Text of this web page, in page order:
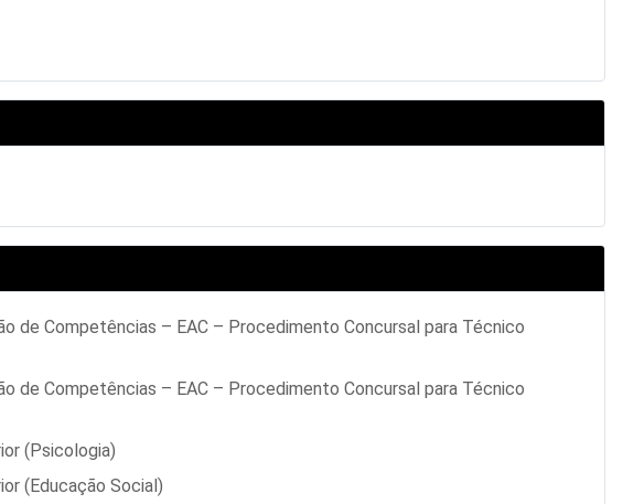
de Competências – EAC – Procedimento Concursal para Técnico
de Competências – EAC – Procedimento Concursal para Técnico
(Psicologia)
(Educação Social)